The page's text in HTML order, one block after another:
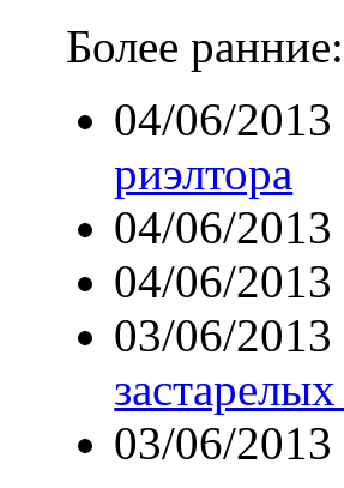
Более ранние:
04/06/2013
риэлтора
04/06/2013
04/06/2013
03/06/2013
03/06/2013